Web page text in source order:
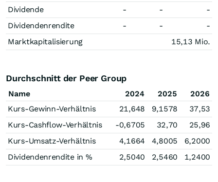
Dividende
- -
-
Dividendenrendite
- -
-
Marktkapitalisierung
15,13 Mio.
Durchschnitt der Peer Group
Name 2024 2025
2026
Kurs-Gewinn-Verhältnis
21,648 9,1578
37,53
Kurs-Cashflow-Verhältnis
-0,6705 32,70
25,96
Kurs-Umsatz-Verhältnis
4,1664 4,8005
6,2000
Dividendenrendite in %
2,5040 2,5460 1,2400